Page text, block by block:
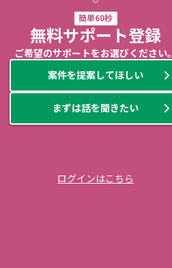
簡単60秒
無料サポート登録
ご希望のサポートをお選びください。
案件を提案してほしい
まずは話を聞きたい
ログインはこちら